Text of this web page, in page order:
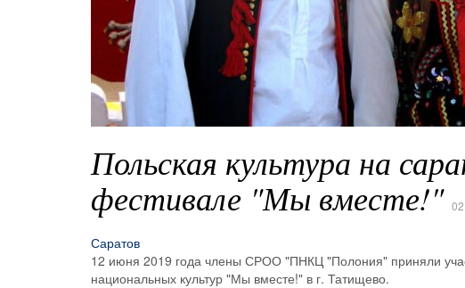
Польская культура на
фестивале "Мы вместе!"
Саратов
12 июня 2019 года члены СРОО "ПНКЦ "Полония" приняли
национальных культур "Мы вместе!" в г. Татищево.